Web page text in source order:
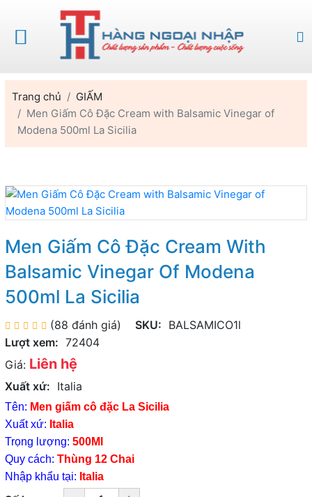
Trang chủ
GIẤM
Men Giấm Cô Đặc Cream with Balsamic Vinegar of
Modena 500ml La Sicilia
Men Giấm Cô Đặc Cream With
Balsamic Vinegar Of Modena
500ml La Sicilia
(88 đánh giá) SKU: BALSAMICO1l
Lượt xem: 72404
Giá: Liên hệ
Xuất xứ: Italia
Tên: Men giấm cô đặc La Sicilia
Xuất xứ: Italia
Trọng lượng: 500Ml
Quy cách: Thùng 12 Chai
Nhập khẩu tại: Italia